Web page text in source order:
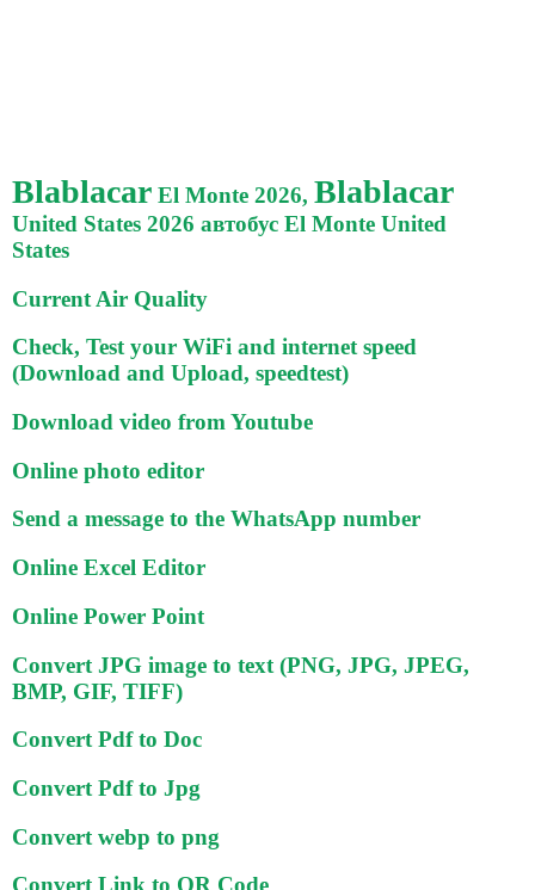
Blablacar El Monte 2026, Blablacar
United States 2026 автобус El Monte United
States
Current Air Quality
Check, Test your WiFi and internet speed
(Download and Upload, speedtest)
Download video from Youtube
Online photo editor
Send a message to the WhatsApp number
Online Excel Editor
Online Power Point
Convert JPG image to text (PNG, JPG, JPEG,
BMP, GIF, TIFF)
Convert Pdf to Doc
Convert Pdf to Jpg
Convert webp to png